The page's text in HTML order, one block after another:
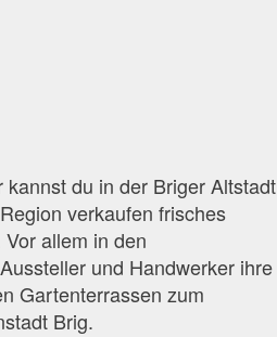
du in der Briger Altstadt
verkaufen frisches
allem in den
und Handwerker ihre
Gartenterrassen zum
Brig.